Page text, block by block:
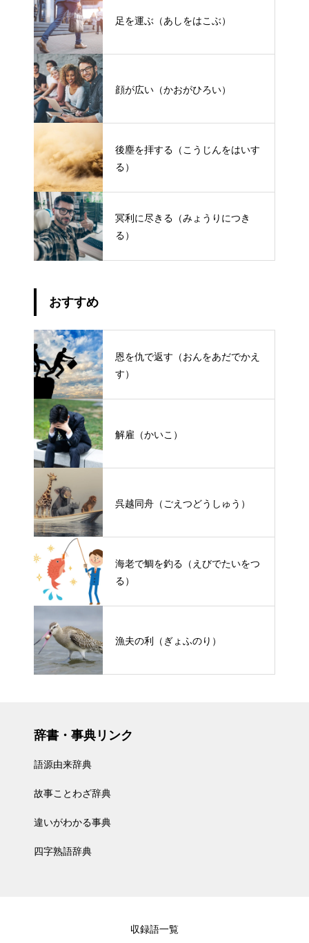
足を運ぶ（あしをはこぶ）
顔が広い（かおがひろい）
後塵を拝する（こうじんをはいす
る）
冥利に尽きる（みょうりにつき
る）
おすすめ
恩を仇で返す（おんをあだでかえ
す）
解雇（かいこ）
呉越同舟（ごえつどうしゅう）
海老で鯛を釣る（えびでたいをつ
る）
漁夫の利（ぎょふのり）
辞書・事典リンク
語源由来辞典
故事ことわざ辞典
違いがわかる事典
四字熟語辞典
収録語一覧